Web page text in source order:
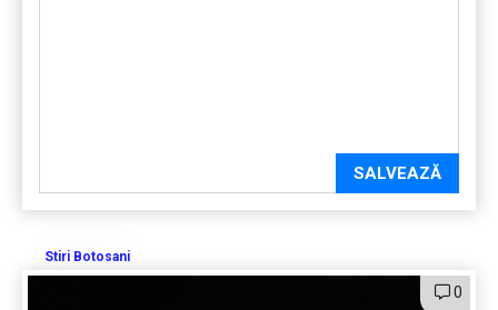
SALVEAZĂ
Stiri Botosani
0